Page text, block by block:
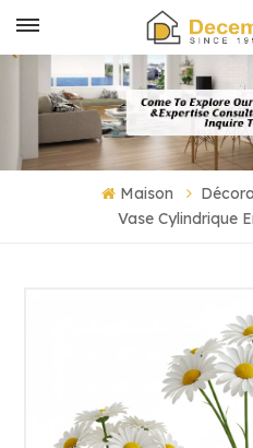
Maison
Vase Cylindrique